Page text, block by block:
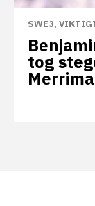
SWE3,
tog